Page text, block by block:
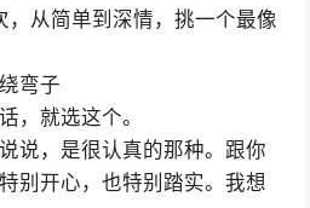
，从简单到深情，挑一个最像
弯子
，就选这个。
说，是很认真的那种。跟你
别开心，也特别踏实。我想